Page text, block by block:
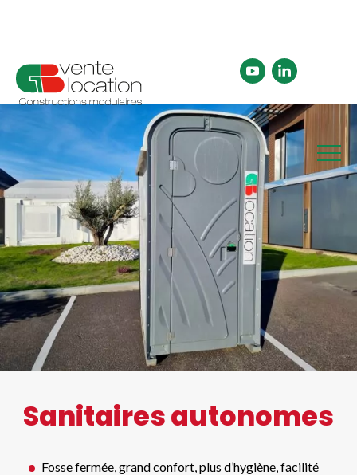
Sanitaires autonomes
Fosse fermée, grand confort, plus d’hygiène, facilité